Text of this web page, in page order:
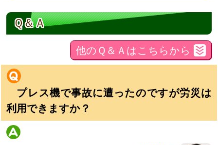
Ｑ＆Ａ
他のＱ＆Ａはこちらから
プレス機で事故に遭ったのですが労災は
利用できますか？